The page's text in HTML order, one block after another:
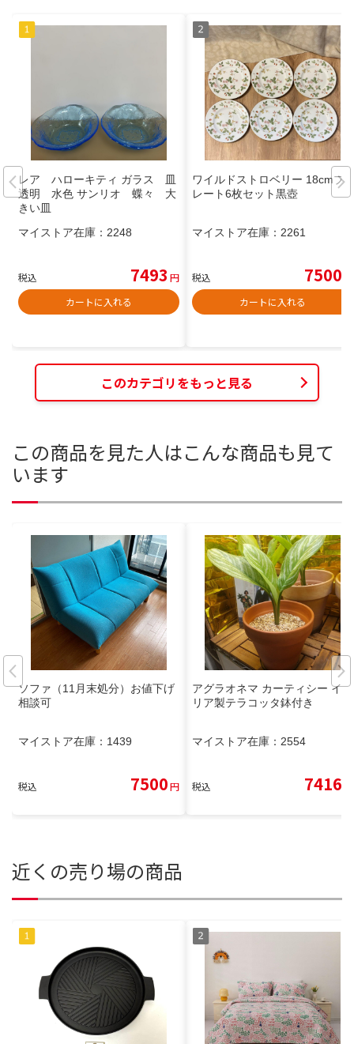
レア ハローキティ ガラス 皿
透明 水色 サンリオ 蝶々 大
きい皿
マイストア在庫： 2248
税込 7493 円
カートに入れる
ワイルドストロベリー 18cmプ
レート6枚セット黒壺
マイストア在庫： 2261
税込 7500
カートに入れる
このカテゴリをもっと見る
この商品を見た人はこんな商品も見て
います
ソファ（11月末処分）お値下げ
相談可
マイストア在庫： 1439
税込 7500円
アグラオネマ カーティシー イタ
リア製テラコッタ鉢付き
マイストア在庫： 2554
税込 7416
近くの売り場の商品